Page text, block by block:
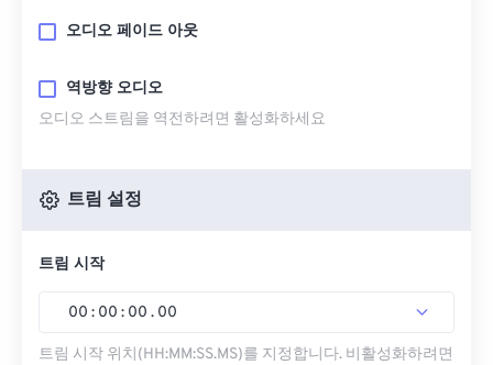
오디오 페이드 아웃
역방향 오디오
오디오 스트림을 역전하려면 활성화하세요
트림 설정
트림 시작
00 : 00 : 00 . 00
트림 시작 위치(HH:MM:SS.MS)를 지정합니다. 비활성화하려면